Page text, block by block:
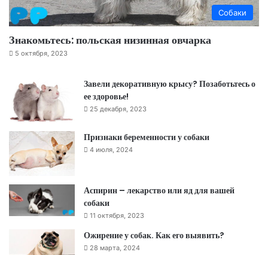
Собаки
Знакомьтесь: польская низинная овчарка
5 октября, 2023
Завели декоративную крысу? Позаботьтесь о
ее здоровье!
25 декабря, 2023
Признаки беременности у собаки
4 июля, 2024
Аспирин – лекарство или яд для вашей
собаки
11 октября, 2023
Ожирение у собак. Как его выявить?
28 марта, 2024